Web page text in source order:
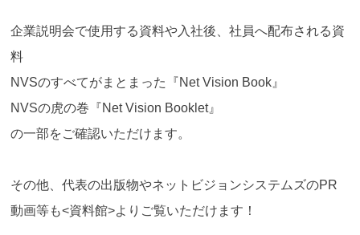
企業説明会で使用する資料や入社後、社員へ配布される資
料
NVSのすべてがまとまった『Net Vision Book』
NVSの虎の巻『Net Vision Booklet』
の一部をご確認いただけます。
その他、代表の出版物やネットビジョンシステムズのPR
動画等も<資料館>よりご覧いただけます！